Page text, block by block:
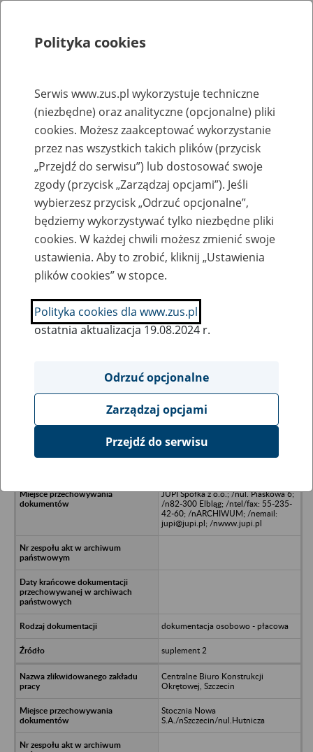
Rejestry, ewidencje i archiwa
Baza zlikwidowanych lub
przekształconych zakładów pracy
Nazwa zakładu pracy:
SZUKAJ
Ukryj wszystkie pozycje bazy
ANIMROL S.A./nul.Dworcowa
JUPI Spółka z o.o.; /nul. Piaskowa 6;
/n82-300 Elbląg; /ntel/fax: 55-235-
42-60; /nARCHIWUM; /nemail:
jupi@jupi.pl; /nwww.jupi.pl
dokumentacja osobowo - płacowa
suplement 2
Centralne Biuro Konstrukcji
Okrętowej, Szczecin
Stocznia Nowa
S.A./nSzczecin/nul.Hutnicza
Polityka cookies
Serwis www.zus.pl wykorzystuje techniczne
(niezbędne) oraz analityczne (opcjonalne) pliki
cookies. Możesz zaakceptować wykorzystanie
przez nas wszystkich takich plików (przycisk
„Przejdź do serwisu”) lub dostosować swoje
zgody (przycisk „Zarządzaj opcjami”). Jeśli
wybierzesz przycisk „Odrzuć opcjonalne”,
będziemy wykorzystywać tylko niezbędne pliki
cookies. W każdej chwili możesz zmienić swoje
ustawienia. Aby to zrobić, kliknij „Ustawienia
plików cookies” w stopce.
Polityka cookies dla www.zus.pl
ostatnia aktualizacja 19.08.2024 r.
Odrzuć opcjonalne
Zarządzaj opcjami
Przejdź do serwisu